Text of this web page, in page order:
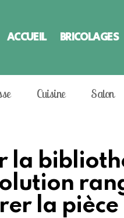
ACCUEIL BRICOLAGES
Cuisine Salon
la
la pièce